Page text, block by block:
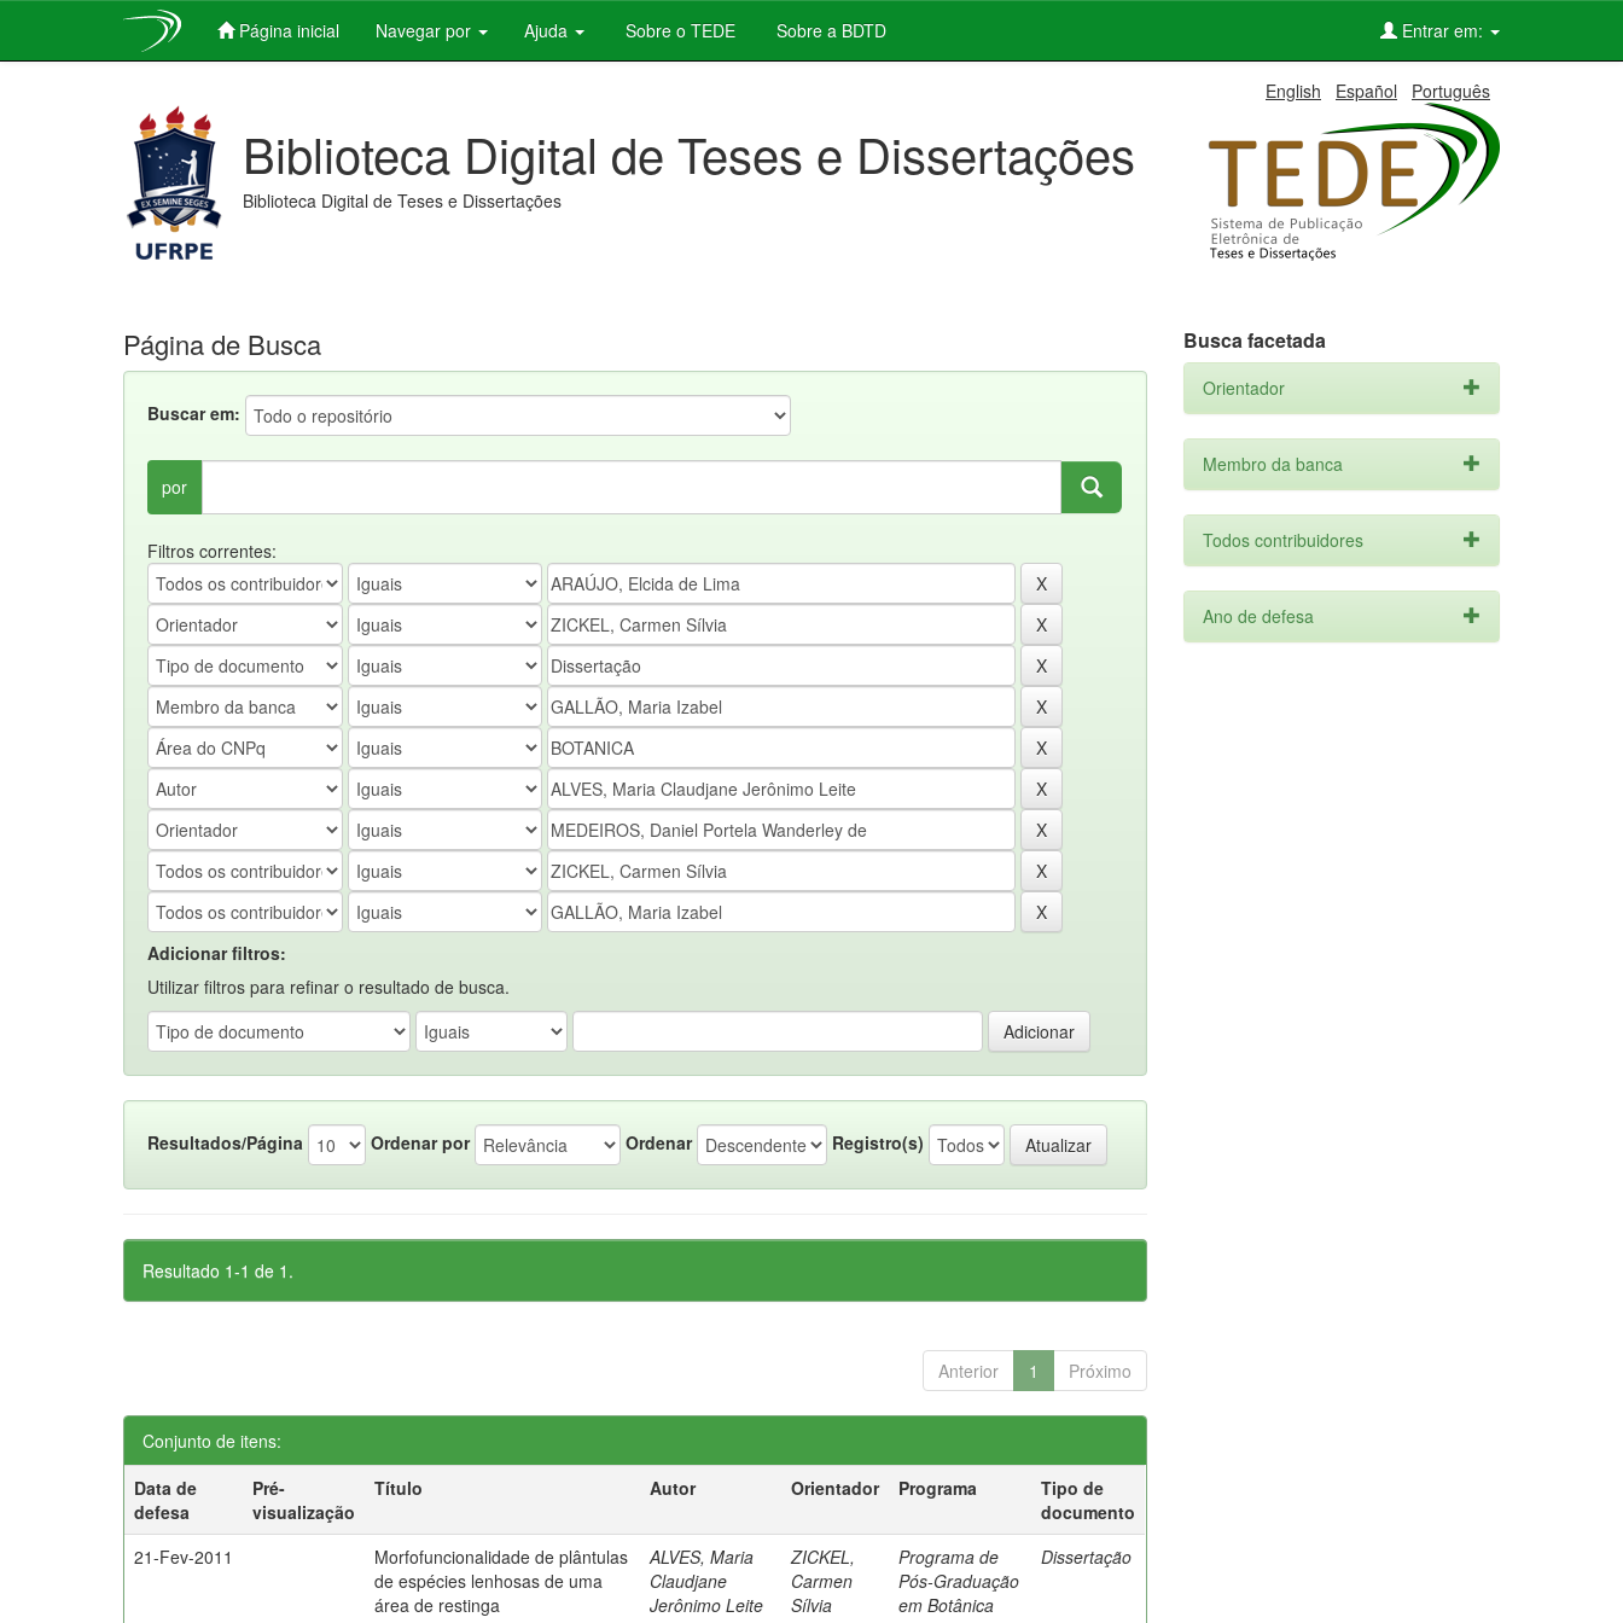
Página inicial Navegar por Ajuda Sobre o TEDE Sobre a BDTD Entrar em:
English Español Português
Biblioteca Digital de Teses e Dissertações
Biblioteca Digital de Teses e Dissertações
Página de Busca
Buscar em:
por
Filtros correntes:
Adicionar filtros:
Utilizar filtros para refinar o resultado de busca.
Resultados/Página Ordenar por Ordenar Registro(s)
Resultado 1-1 de 1.
Anterior 1 Próximo
Conjunto de itens:
Data de
defesa
Pré-
visualização
Título Autor Orientador Programa
Tipo de
documento
21-Fev-2011
Morfofuncionalidade de plântulas
de espécies lenhosas de uma
área de restinga
ALVES, Maria
Claudjane
Jerônimo Leite
ZICKEL,
Carmen
Sílvia
Programa de
Pós-Graduação
em Botânica
Dissertação
Busca facetada
Orientador
Membro da banca
Todos contribuidores
Ano de defesa